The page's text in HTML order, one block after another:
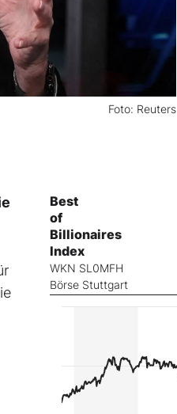
Foto: Reuters
Best
of
Billionaires
Index
WKN SL0MFH
Börse Stuttgart